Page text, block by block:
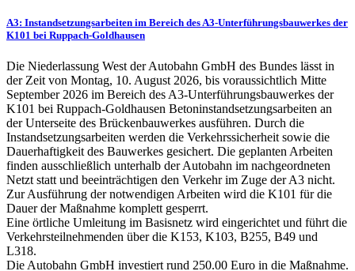
A3: Instandsetzungsarbeiten im Bereich des A3-Unterführungsbauwerkes der
K101 bei Ruppach-Goldhausen
Die Niederlassung West der Autobahn GmbH des Bundes lässt in
der Zeit von Montag, 10. August 2026, bis voraussichtlich Mitte
September 2026 im Bereich des A3-Unterführungsbauwerkes der
K101 bei Ruppach-Goldhausen Betoninstandsetzungsarbeiten an
der Unterseite des Brückenbauwerkes ausführen. Durch die
Instandsetzungsarbeiten werden die Verkehrssicherheit sowie die
Dauerhaftigkeit des Bauwerkes gesichert. Die geplanten Arbeiten
finden ausschließlich unterhalb der Autobahn im nachgeordneten
Netzt statt und beeinträchtigen den Verkehr im Zuge der A3 nicht.
Zur Ausführung der notwendigen Arbeiten wird die K101 für die
Dauer der Maßnahme komplett gesperrt.
Eine örtliche Umleitung im Basisnetz wird eingerichtet und führt die
Verkehrsteilnehmenden über die K153, K103, B255, B49 und
L318.
Die Autobahn GmbH investiert rund 250.00 Euro in die Maßnahme.